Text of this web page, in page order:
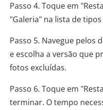
Passo 4. Toque em
"Galeria" na lista de
Passo 5. Navegue pelos
e escolha a versão que
fotos excluídas.
Passo 6. Toque em
terminar. O tempo